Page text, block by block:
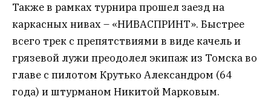
Также в рамках турнира прошел заезд на
каркасных нивах – «НИВАСПРИНТ». Быстрее
всего трек с препятствиями в виде качель и
грязевой лужи преодолел экипаж из Томска во
главе с пилотом Крутько Александром (64
года) и штурманом Никитой Марковым.